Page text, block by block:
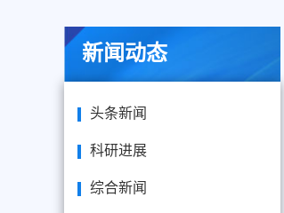
新闻动态
头条新闻
科研进展
综合新闻